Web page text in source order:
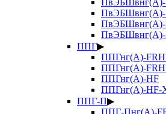
ПвЭБШвнг(А)-
ППГ▶
ППГнг(А)-
ППГнг(А)-
ППГнг(А)-HF
ППГнг(А)-HF-
ППГ-П▶
ППГ-Пнг(А)-